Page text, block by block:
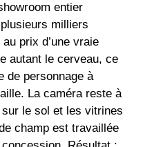
entier
milliers
prix d’une vraie
autant le cerveau, ce
de personnage à
La caméra reste à
le sol et les vitrines
champ est travaillée